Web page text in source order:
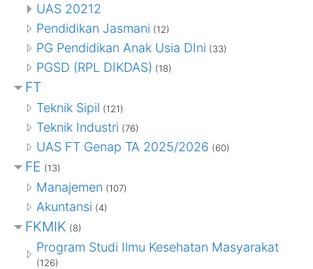
UAS 20212
Pendidikan Jasmani (12)
PG Pendidikan Anak Usia DIni (33)
PGSD (RPL DIKDAS) (18)
FT
Teknik Sipil (121)
Teknik Industri (76)
UAS FT Genap TA 2025/2026 (60)
FE (13)
Manajemen (107)
Akuntansi (4)
FKMIK (8)
Program Studi Ilmu Kesehatan Masyarakat
(126)